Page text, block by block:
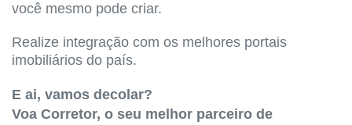
você mesmo pode criar.
Realize integração com os melhores portais
imobiliários do país.
E ai, vamos decolar?
Voa Corretor, o seu melhor parceiro de